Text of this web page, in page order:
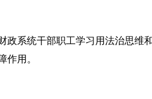
系统干部职工学习用法治思维
作用。